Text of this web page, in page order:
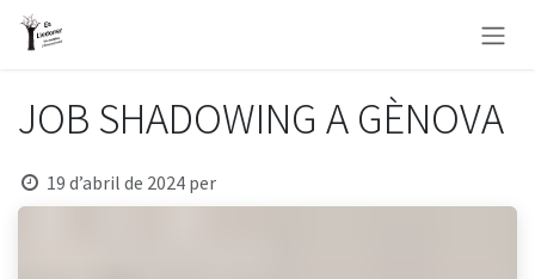
Skip to Content
JOB SHADOWING A GÈNOVA
19 d’abril de 2024 per